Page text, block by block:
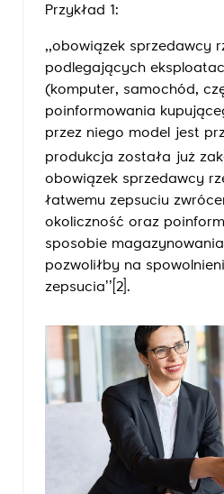
Przykład 1:
,,obowiązek sprzedawcy
podlegających
(komputer, samochód,
poinformowania
przez niego model jest
produkcja została już
obowiązek sprzedawcy
łatwemu zepsuciu
okoliczność oraz
sposobie
pozwoliłby na
zepsucia’’ [2] .